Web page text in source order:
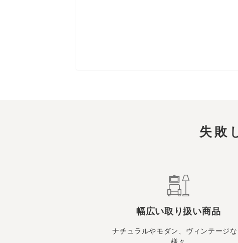
失敗
幅広い取り扱い商品
ナチュラルやモダン、ヴィンテージ